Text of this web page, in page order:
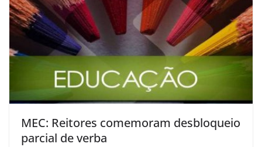
MEC: Reitores comemoram desbloqueio
parcial de verba